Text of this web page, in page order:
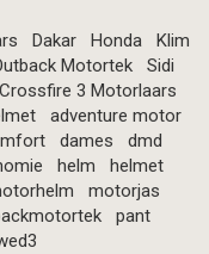
Dakar Honda
Klim
Motortek
Sidi
3 Motorlaars
adventure motor
dames
dmd
helm
helmet
motorjas
pant